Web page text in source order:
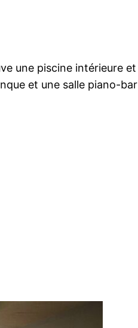
une piscine intérieure et
et une salle piano-bar